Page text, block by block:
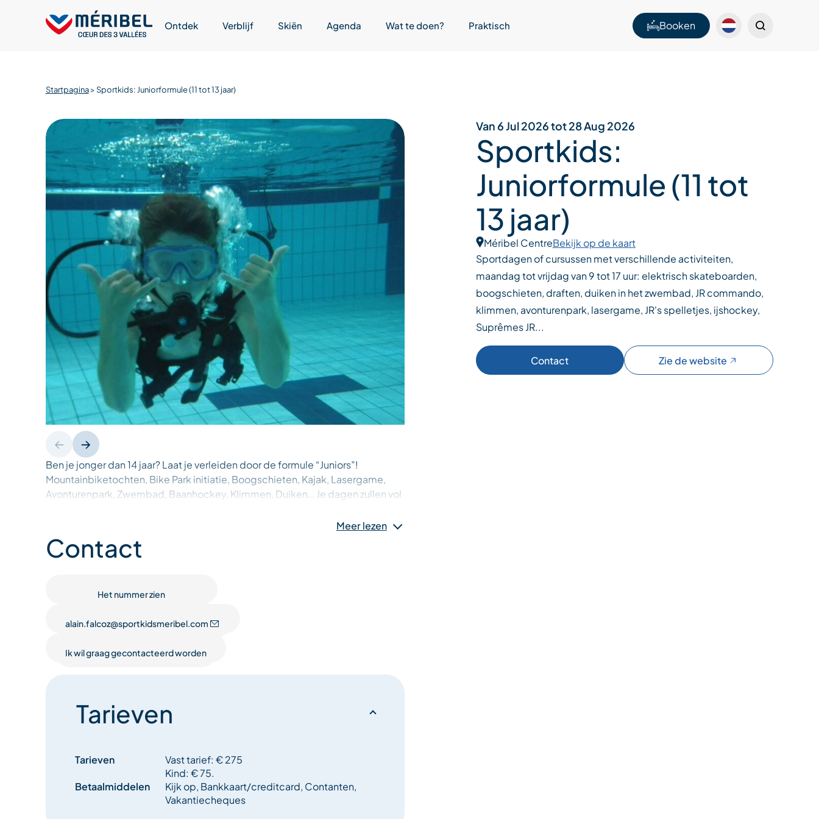
Ontdek Verblijf Skiën Agenda Wat te doen? Praktisch Booken
Startpagina>Sportkids: Juniorformule (11 tot 13 jaar)
Ben je jonger dan 14 jaar? Laat je verleiden door de formule “Juniors”!
Mountainbiketochten, Bike Park initiatie, Boogschieten, Kajak, Lasergame,
Avonturenpark, Zwembad, Baanhockey, Klimmen, Duiken… Je dagen zullen vol
spelletjes” op donderdag met een lekkere barbecue en het beroemde
“Junioren Commando”.
“Junior Supreme” te behalen bij de laatste prijsuitreiking op vrijdag.
Junioren” programma
Verbetering en mountainbiketocht onder begeleiding van een
initiatie aan bod komen: evenwicht, remmen, traject, overbrenging. Picknick:
breng een rugzak mee met boterhammen, water, pet, bril, mackintosh,…
Middag: Initiaties: boogschieten op een schietbaan met een initiatie en een
Meer lezen
Contact
Het nummer zien
alain.falcoz@sportkidsmeribel.com
Ik wil graag gecontacteerd worden
Tarieven
Tarieven
Vast tarief: € 275
Kind: € 75.
Betaalmiddelen
Kijk op, Bankkaart/creditcard, Contanten,
Vakantiecheques
Van 6 Jul 2026 tot 28 Aug 2026
Sportkids:
Juniorformule (11 tot
13 jaar)
Méribel CentreBekijk op de kaart
Sportdagen of cursussen met verschillende activiteiten,
maandag tot vrijdag van 9 tot 17 uur: elektrisch skateboarden,
boogschieten, draften, duiken in het zwembad, JR commando,
klimmen, avonturenpark, lasergame, JR's spelletjes, ijshockey,
Suprêmes JR...
Contact Zie de website